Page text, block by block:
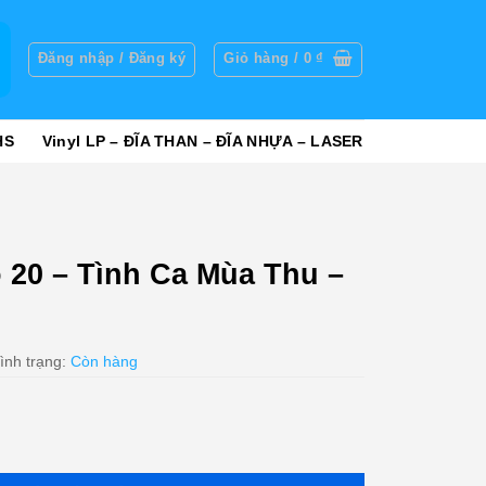
Đăng nhập / Đăng ký Giỏ hàng / 0₫
Vinyl LP – ĐĨA THAN – ĐĨA NHỰA – LASER
– Tình Ca Mùa Thu –
trạng: Còn hàng